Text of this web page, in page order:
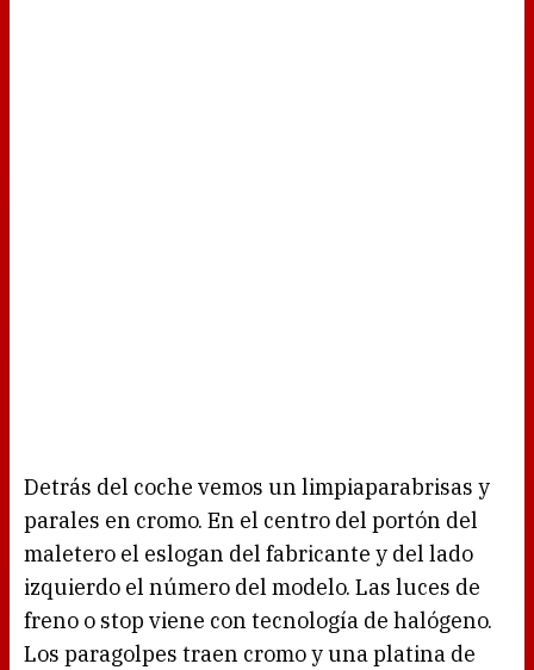
Detrás del coche vemos un limpiaparabrisas y
parales en cromo. En el centro del portón del
maletero el eslogan del fabricante y del lado
izquierdo el número del modelo. Las luces de
freno o stop viene con tecnología de halógeno.
Los paragolpes traen cromo y una platina de